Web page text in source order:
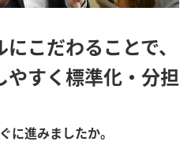
こだわることで、
すく標準化・分担
進みましたか。